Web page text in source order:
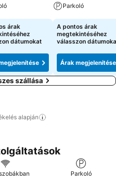
árak
dátumokat
Parkoló
Árak
A pontos árak
megtekintéséhez
válasszon
Árak megjelenítése
szállása
alapján
Parkoló